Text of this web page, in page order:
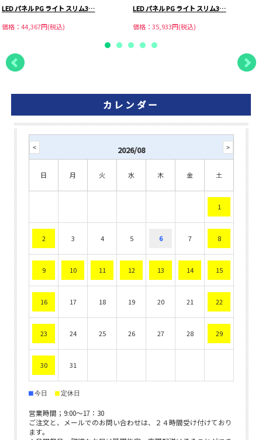
LED パネル PG ライト スリム3…
価格：44,367円(税込)
LED パネル PG ライト スリム3…
価格：35,933円(税込)
カレンダー